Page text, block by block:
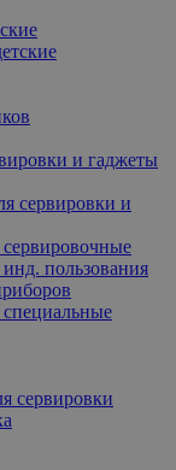
и гаджеты
сервировки и
пользования
сервировки